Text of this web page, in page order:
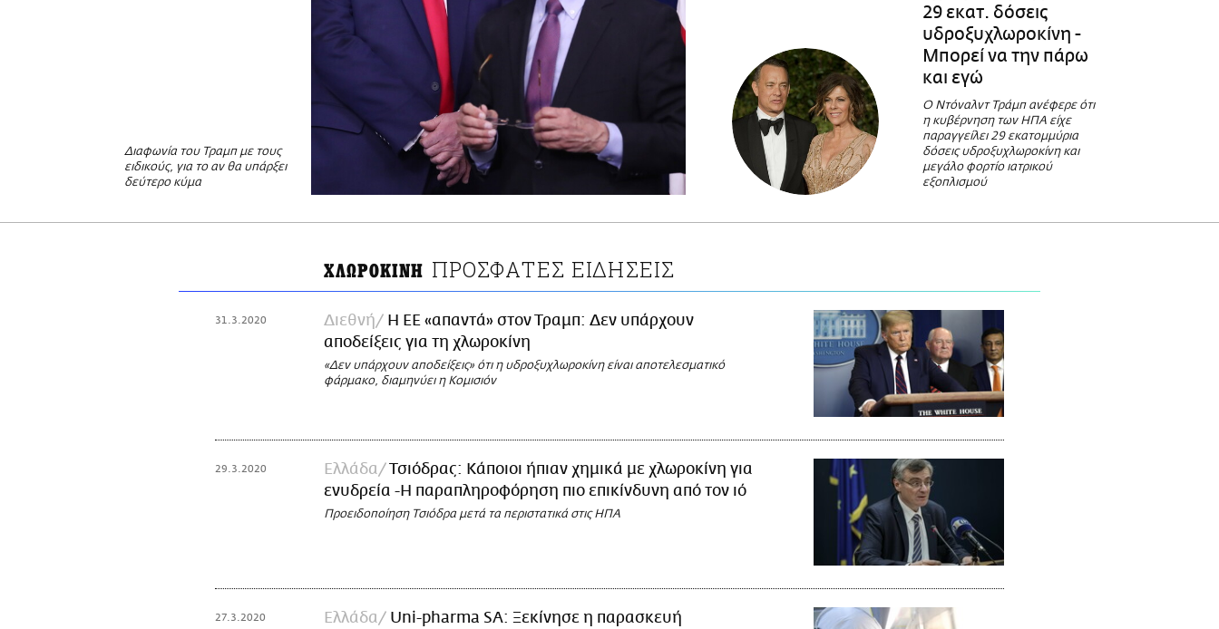
Διαφωνία του Τραμπ με τους
ειδικούς, για το αν θα υπάρξει
δεύτερο κύμα
29 εκατ. δόσεις
υδροξυχλωροκίνη -
Μπορεί να την πάρω
και εγώ
Ο Ντόναλντ Τράμπ ανέφερε ότι
η κυβέρνηση των ΗΠΑ είχε
παραγγείλει 29 εκατομμύρια
δόσεις υδροξυχλωροκίνη και
μεγάλο φορτίο ιατρικού
εξοπλισμού
ΧΛΩΡΟΚΙΝΗ ΠΡΟΣΦΑΤΕΣ ΕΙΔΗΣΕΙΣ
31.3.2020 Διεθνή
Η ΕΕ «απαντά» στον Τραμπ: Δεν υπάρχουν
αποδείξεις για τη χλωροκίνη
«Δεν υπάρχουν αποδείξεις» ότι η υδροξυχλωροκίνη είναι αποτελεσματικό
φάρμακο, διαμηνύει η Κομισιόν
29.3.2020 Ελλάδα
Τσιόδρας: Κάποιοι ήπιαν χημικά με χλωροκίνη για
ενυδρεία -Η παραπληροφόρηση πιο επικίνδυνη από τον ιό
Προειδοποίηση Τσιόδρα μετά τα περιστατικά στις ΗΠΑ
27.3.2020 Ελλάδα
Uni-pharma SA: Ξεκίνησε η παρασκευή